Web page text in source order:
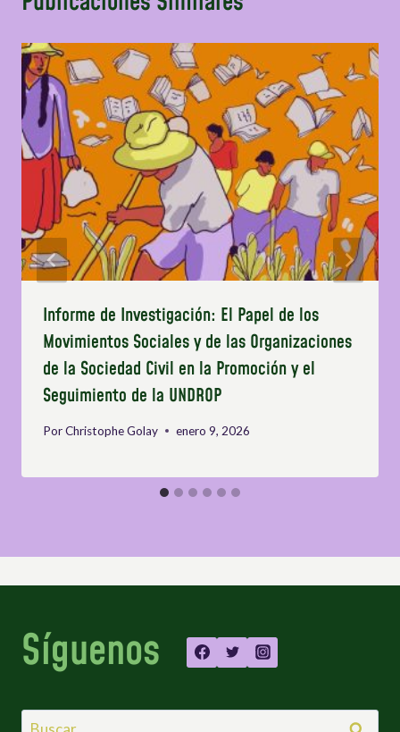
Informe de Investigación: El Papel de los
Movimientos Sociales y de las Organizaciones
de la Sociedad Civil en la Promoción y el
Seguimiento de la UNDROP
PorChristophe Golay enero 9, 2026
Síguenos
Buscar: